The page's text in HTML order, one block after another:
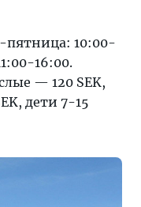
пятница: 10:00-
16:00.
— 120 SEK,
дети 7-15